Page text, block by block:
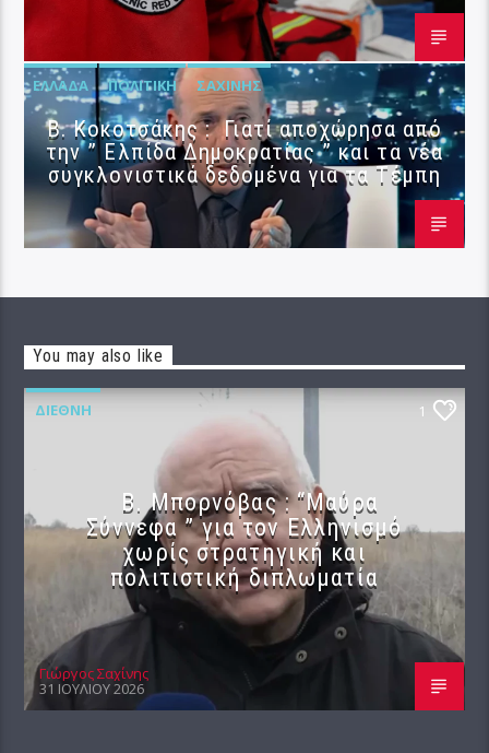
ΕΛΛΆΔΑ ΠΟΛΙΤΙΚΉ ΣΑΧΊΝΗΣ
Β. Κοκοτσάκης : Γιατί αποχώρησα από
την ” Ελπίδα Δημοκρατίας ” και τα νέα
συγκλονιστικά δεδομένα για τα Τέμπη
You may also like
ΔΙΕΘΝΉ 1
B. Μπορνόβας : “Μαύρα
Σύννεφα ” για τον Ελληνισμό
χωρίς στρατηγική και
πολιτιστική διπλωματία
Γιώργος Σαχίνης
31 ΙΟΥΛΊΟΥ 2026